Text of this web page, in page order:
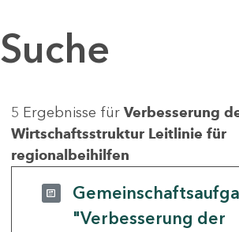
Suche
5 Ergebnisse für Verbesserung
Wirtschaftsstruktur Leitlinie für
regionalbeihilfen
"Verbesserung der